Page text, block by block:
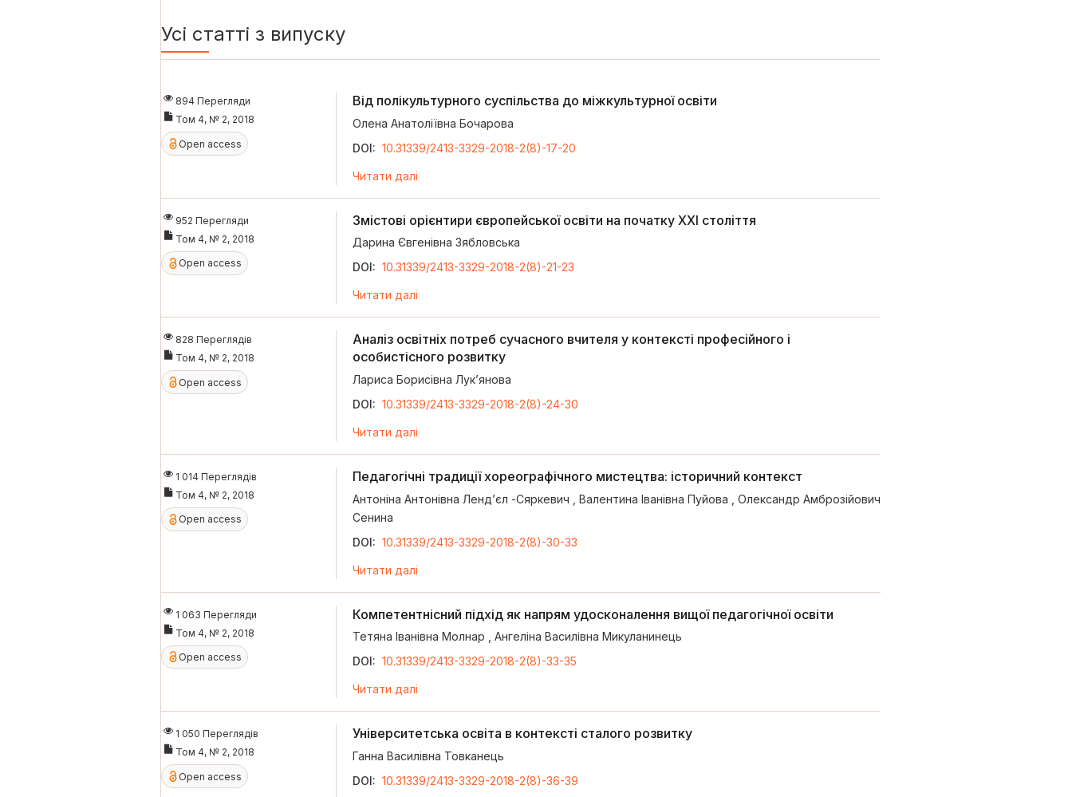
Усі статті з випуску
894 Перегляди
Том 4, № 2, 2018
Open access
Від полікультурного суспільства до міжкультурної освіти
Олена Анатоліївна Бочарова
DOI: 10.31339/2413-3329-2018-2(8)-17-20
Читати далі
952 Перегляди
Том 4, № 2, 2018
Open access
Змістові орієнтири європейської освіти на початку ХХІ століття
Дарина Євгенівна Зябловська
DOI: 10.31339/2413-3329-2018-2(8)-21-23
Читати далі
828 Переглядів
Том 4, № 2, 2018
Open access
Аналіз освітніх потреб сучасного вчителя у контексті професійного і
особистісного розвитку
Лариса Борисівна Лук’янова
DOI: 10.31339/2413-3329-2018-2(8)-24-30
Читати далі
1 014 Переглядів
Том 4, № 2, 2018
Open access
Педагогічні традиції хореографічного мистецтва: історичний контекст
Антоніна Антонівна Ленд’єл -Сяркевич Валентина Іванівна Пуйова
Олександр Амброзійович
Сенина
DOI: 10.31339/2413-3329-2018-2(8)-30-33
Читати далі
1 063 Перегляди
Том 4, № 2, 2018
Open access
Компетентнісний підхід як напрям удосконалення вищої педагогічної освіти
Тетяна Іванівна Молнар
Ангеліна Василівна Микуланинець
DOI: 10.31339/2413-3329-2018-2(8)-33-35
Читати далі
1 050 Переглядів
Том 4, № 2, 2018
Open access
Університетська освіта в контексті сталого розвитку
Ганна Василівна Товканець
DOI: 10.31339/2413-3329-2018-2(8)-36-39